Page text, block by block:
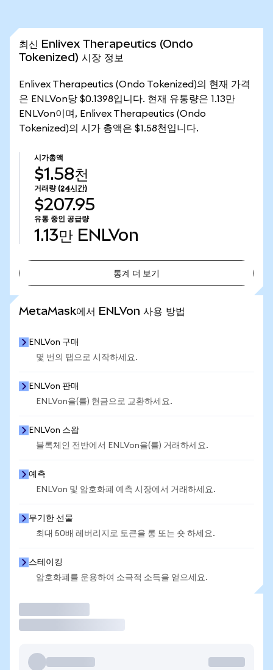
최신 Enlivex Therapeutics (Ondo
Tokenized) 시장 정보
Enlivex Therapeutics (Ondo Tokenized)의 현재 가격
은 ENLVon당 $0.1398입니다. 현재 유통량은 1.13만
ENLVon이며, Enlivex Therapeutics (Ondo
Tokenized)의 시가 총액은 $1.58천입니다.
시가총액
$1.58천
거래량 (24시간)
$207.95
유통 중인 공급량
1.13만 ENLVon
통계 더 보기
MetaMask에서 ENLVon 사용 방법
ENLVon 구매
몇 번의 탭으로 시작하세요.
ENLVon 판매
ENLVon을(를) 현금으로 교환하세요.
ENLVon 스왑
블록체인 전반에서 ENLVon을(를) 거래하세요.
예측
ENLVon 및 암호화폐 예측 시장에서 거래하세요.
무기한 선물
최대 50배 레버리지로 토큰을 롱 또는 숏 하세요.
스테이킹
암호화폐를 운용하여 소극적 소득을 얻으세요.